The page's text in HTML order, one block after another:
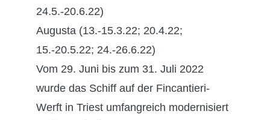
24.5.-20.6.22)
Augusta (13.-15.3.22; 20.4.22;
15.-20.5.22; 24.-26.6.22)
Vom 29. Juni bis zum 31. Juli 2022
wurde das Schiff auf der Fincantieri-
Werft in Triest umfangreich modernisiert